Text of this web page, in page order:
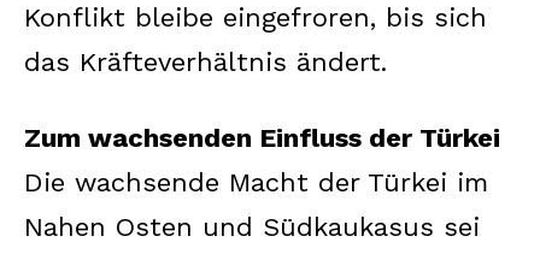
Konflikt bleibe eingefroren, bis sich
das Kräfteverhältnis ändert.
Zum wachsenden Einfluss der Türkei
Die wachsende Macht der Türkei im
Nahen Osten und Südkaukasus sei